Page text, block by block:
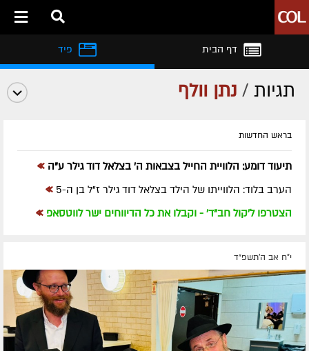
דף הבית
תגיות / נתן וולף
בראש החדשות
תיעוד דומע: הלוויית החייל בצבאות ה' בצלאל דוד גילר ע"ה »
הערב בלוד: הלווייתו של הילד בצלאל דוד גילר ז"ל בן ה-5 »
הצטרפו ל'קול חב"ד' - וקבלו את כל הדיווחים ישר לווטסאפ »
י"ח אב ה׳תשפ״ד